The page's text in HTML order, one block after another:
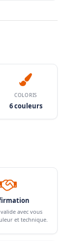
COLORIS
6 couleurs
avec vous
et technique.